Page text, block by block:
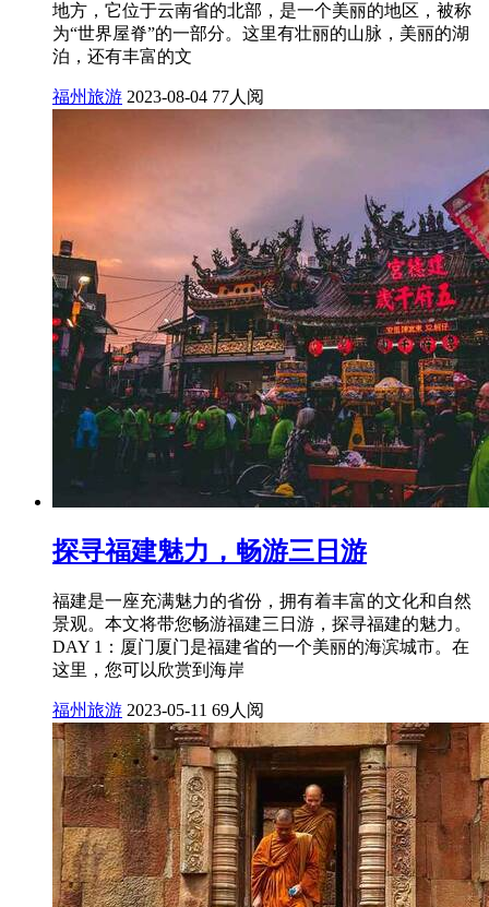
地方，它位于云南省的北部，是一个美丽的地区，被称
为“世界屋脊”的一部分。这里有壮丽的山脉，美丽的湖
泊，还有丰富的文
福州旅游 2023-08-04 77人阅
探寻福建魅力，畅游三日游
福建是一座充满魅力的省份，拥有着丰富的文化和自然
景观。本文将带您畅游福建三日游，探寻福建的魅力。
DAY 1：厦门厦门是福建省的一个美丽的海滨城市。在
这里，您可以欣赏到海岸
福州旅游 2023-05-11 69人阅